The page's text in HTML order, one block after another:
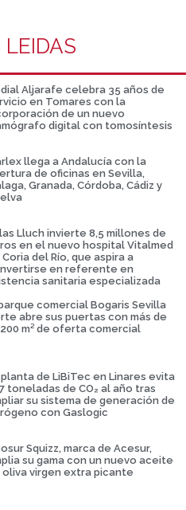
Aljarafe celebra 35 años de
en Tomares con la
de un nuevo
digital con tomosíntesis
llega a Andalucía con la
de oficinas en Sevilla,
Granada, Córdoba, Cádiz y
Lluch invierte 8,5 millones de
en el nuevo hospital Vitalmed
del Río, que aspira a
en referente en
sanitaria especializada
comercial Bogaris Sevilla
abre sus puertas con más de
m² de oferta comercial
planta de LiBiTec en Linares evita
toneladas de CO₂ al año tras
su sistema de generación de
con Gaslogic
Squizz, marca de Acesur,
su gama con un nuevo aceite
oliva virgen extra picante